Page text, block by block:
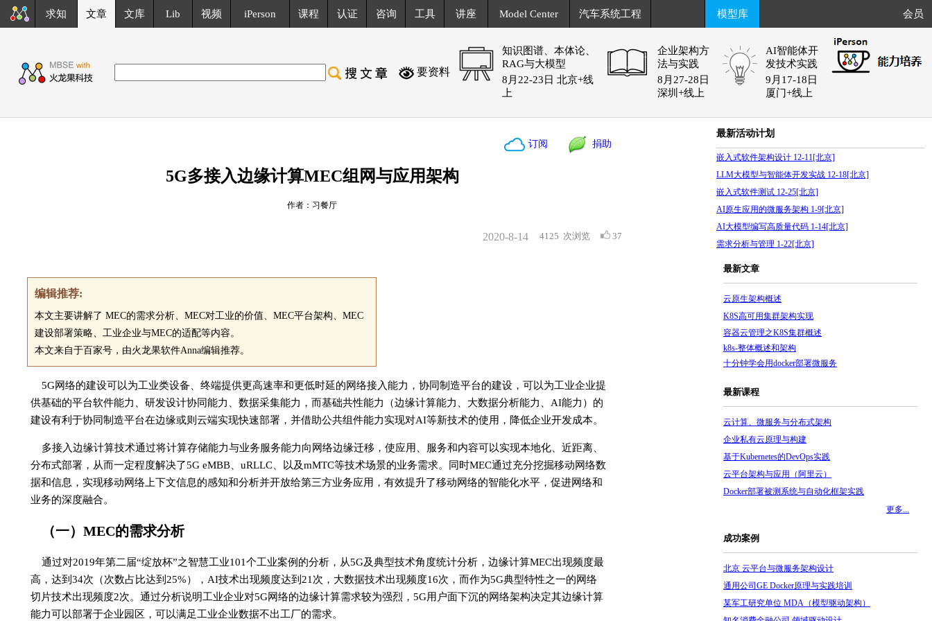
求知 文章 文库 Lib 视频 iPerson 课程 认证 咨询 工具 讲座 Model Center 汽车系统工程 模型库 会员
要资料
知识图谱、本体论、
RAG与大模型
8月22-23日 北京+线
上
企业架构方
法与实践
8月27-28日
深圳+线上
AI智能体开
发技术实践
9月17-18日
厦门+线上
订阅 捐助
5G多接入边缘计算MEC组网与应用架构
作者：习餐厅
4125 次浏览 37
2020-8-14
编辑推荐:
本文主要讲解了 MEC的需求分析、MEC对工业的价值、MEC平台架构、MEC
建设部署策略、工业企业与MEC的适配等内容。
本文来自于百家号，由火龙果软件Anna编辑推荐。
5G网络的建设可以为工业类设备、终端提供更高速率和更低时延的网络接入能力，协同制造平台的建设，可以为工业企业提
供基础的平台软件能力、研发设计协同能力、数据采集能力，而基础共性能力（边缘计算能力、大数据分析能力、AI能力）的
建设有利于协同制造平台在边缘或则云端实现快速部署，并借助公共组件能力实现对AI等新技术的使用，降低企业开发成本。
多接入边缘计算技术通过将计算存储能力与业务服务能力向网络边缘迁移，使应用、服务和内容可以实现本地化、近距离、
分布式部署，从而一定程度解决了5G eMBB、uRLLC、以及mMTC等技术场景的业务需求。同时MEC通过充分挖掘移动网络数
据和信息，实现移动网络上下文信息的感知和分析并开放给第三方业务应用，有效提升了移动网络的智能化水平，促进网络和
业务的深度融合。
（一）MEC的需求分析
通过对2019年第二届“绽放杯”之智慧工业101个工业案例的分析，从5G及典型技术角度统计分析，边缘计算MEC出现频度最
高，达到34次（次数占比达到25%），AI技术出现频度达到21次，大数据技术出现频度16次，而作为5G典型特性之一的网络
切片技术出现频度2次。通过分析说明工业企业对5G网络的边缘计算需求较为强烈，5G用户面下沉的网络架构决定其边缘计算
能力可以部署于企业园区，可以满足工业企业数据不出工厂的需求。
最新活动计划
嵌入式软件架构设计 12-11[北京]
LLM大模型与智能体开发实战 12-18[北京]
嵌入式软件测试 12-25[北京]
AI原生应用的微服务架构 1-9[北京]
AI大模型编写高质量代码 1-14[北京]
需求分析与管理 1-22[北京]
最新文章
云原生架构概述
K8S高可用集群架构实现
容器云管理之K8S集群概述
k8s-整体概述和架构
十分钟学会用docker部署微服务
最新课程
云计算、微服务与分布式架构
企业私有云原理与构建
基于Kubernetes的DevOps实践
云平台架构与应用（阿里云）
Docker部署被测系统与自动化框架实践
更多...
成功案例
北京 云平台与微服务架构设计
通用公司GE Docker原理与实践培训
某军工研究单位 MDA（模型驱动架构）